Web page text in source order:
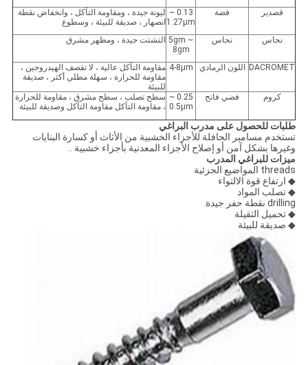
قصدير فضة
0.13 ~
1.27μm
ليونة جيدة ، ومقاومة التآكل ، وانخفاض نقطة
انصهار ، صديقة للبيئة ، وسطوع
نحاس
نحاس
5gm ~
8gm
التشتت جيدة ، ومظهر مشرق
DACROMET اللون الرمادي 4-8μm مقاومة التآكل عالية ، لا تقصف الهيدروجين ،
مقاومة للحرارة ، سهلة مطلي أكثر ، صديقة
للبيئة
كروم
فضي فاتح
0.25 ~
0.5μm
سطح تصلب ، سطح مشرق ، مقاومة للحرارة
، مقاومة التآكل مقاومة التآكل وصديقة للبيئة
طلبات للحصول على مدرب البراغي
تستخدم مسامير الحافلة للأجزاء الخشبية من الأثاث أو كسارة البنايات
وغيرها بشكل آمن أو إصلاح الأجزاء المعدنية بأجزاء خشبية ..
ميزات للبراغي المدرب
threads المواضيع الجزئية
◆ ارتفاع قوة الالتواء
◆ تصلب المواد
drilling نقطة حفر جيدة
◆ تحميل الثقيلة
◆ صديقة للبيئة